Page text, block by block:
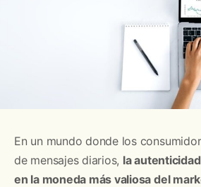
En un mundo donde los
de mensajes diarios, la
en la moneda más valiosa del